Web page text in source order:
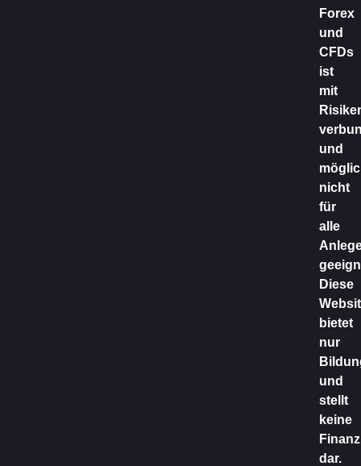
Forex
und
CFDs
ist
mit
und
nicht
für
alle
Diese
bietet
nur
und
stellt
keine
dar.